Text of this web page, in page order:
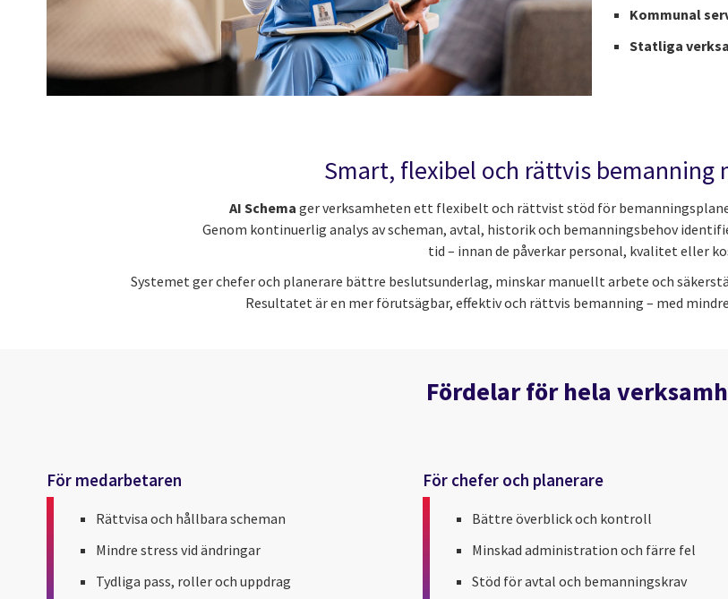
Kommunal
Statliga
Smart, flexibel och rättvis bemanning
AI Schema ger verksamheten ett flexibelt och rättvist stöd för
Genom kontinuerlig analys av scheman, avtal, historik och bemanningsbehov
tid – innan de påverkar personal, kvalitet eller
Systemet ger chefer och planerare bättre beslutsunderlag, minskar manuellt arbete och
Resultatet är en mer förutsägbar, effektiv och rättvis bemanning – med
Fördelar för hela
För medarbetaren
Rättvisa och hållbara scheman
Mindre stress vid ändringar
Tydliga pass, roller och uppdrag
För chefer och planerare
Bättre överblick och kontroll
Minskad administration och färre fel
Stöd för avtal och bemanningskrav